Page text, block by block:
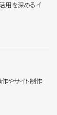
用を深めるイ
やサイト制作